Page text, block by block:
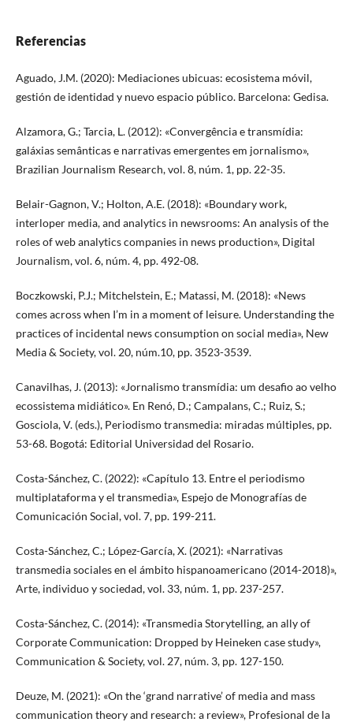
Referencias
Aguado, J.M. (2020): Mediaciones ubicuas: ecosistema móvil,
gestión de identidad y nuevo espacio público. Barcelona: Gedisa.
Alzamora, G.; Tarcia, L. (2012): «Convergência e transmídia:
galáxias semânticas e narrativas emergentes em jornalismo»,
Brazilian Journalism Research, vol. 8, núm. 1, pp. 22-35.
Belair-Gagnon, V.; Holton, A.E. (2018): «Boundary work,
interloper media, and analytics in newsrooms: An analysis of the
roles of web analytics companies in news production», Digital
Journalism, vol. 6, núm. 4, pp. 492-08.
Boczkowski, P.J.; Mitchelstein, E.; Matassi, M. (2018): «News
comes across when I’m in a moment of leisure. Understanding the
practices of incidental news consumption on social media», New
Media & Society, vol. 20, núm.10, pp. 3523-3539.
Canavilhas, J. (2013): «Jornalismo transmídia: um desafio ao velho
ecossistema midiático». En Renó, D.; Campalans, C.; Ruiz, S.;
Gosciola, V. (eds.), Periodismo transmedia: miradas múltiples, pp.
53-68. Bogotá: Editorial Universidad del Rosario.
Costa-Sánchez, C. (2022): «Capítulo 13. Entre el periodismo
multiplataforma y el transmedia», Espejo de Monografías de
Comunicación Social, vol. 7, pp. 199-211.
Costa-Sánchez, C.; López-García, X. (2021): «Narrativas
transmedia sociales en el ámbito hispanoamericano (2014-2018)»,
Arte, individuo y sociedad, vol. 33, núm. 1, pp. 237-257.
Costa-Sánchez, C. (2014): «Transmedia Storytelling, an ally of
Corporate Communication: Dropped by Heineken case study»,
Communication & Society, vol. 27, núm. 3, pp. 127-150.
Deuze, M. (2021): «On the ‘grand narrative’ of media and mass
communication theory and research: a review», Profesional de la